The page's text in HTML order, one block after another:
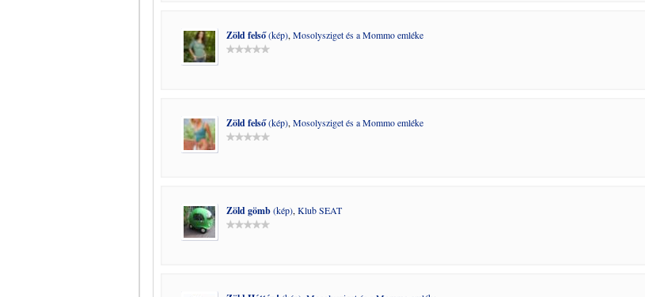
Zöld felső(kép), Mosolysziget és a Mommo emléke
Zöld felső(kép), Mosolysziget és a Mommo emléke
Zöld gömb(kép), Klub SEAT